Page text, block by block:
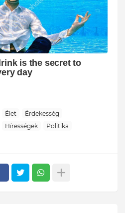
Élet
Érdekesség
Hírességek
Politika